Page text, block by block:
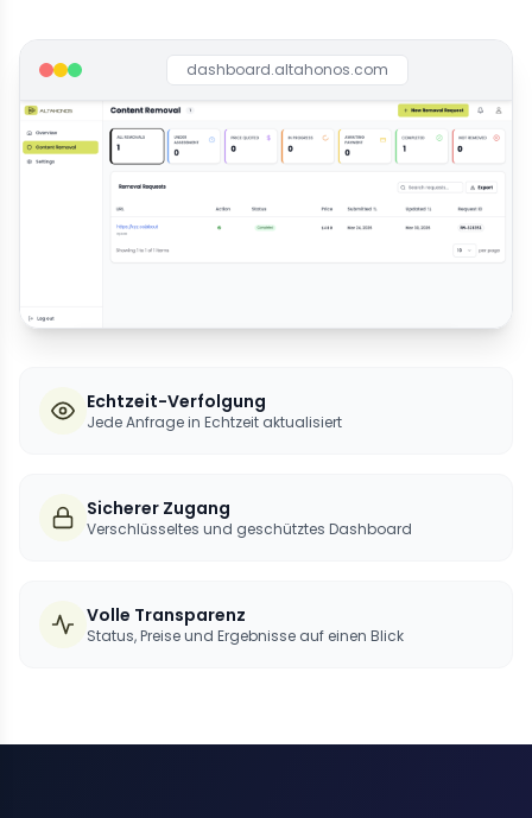
dashboard.altahonos.com
Echtzeit-Verfolgung
Jede Anfrage in Echtzeit aktualisiert
Sicherer Zugang
Verschlüsseltes und geschütztes Dashboard
Volle Transparenz
Status, Preise und Ergebnisse auf einen Blick